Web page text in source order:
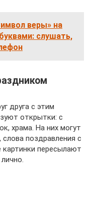
веры» на
слушать,
друга с этим
открытки: с
храма. На них могут
поздравления с
пересылают